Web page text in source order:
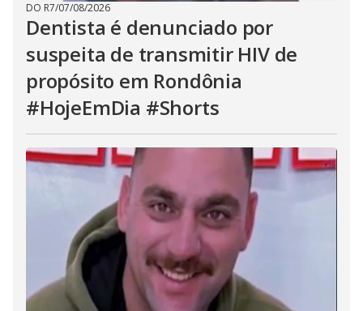
DO R7/07/08/2026
Dentista é denunciado por
suspeita de transmitir HIV de
propósito em Rondônia
#HojeEmDia #Shorts